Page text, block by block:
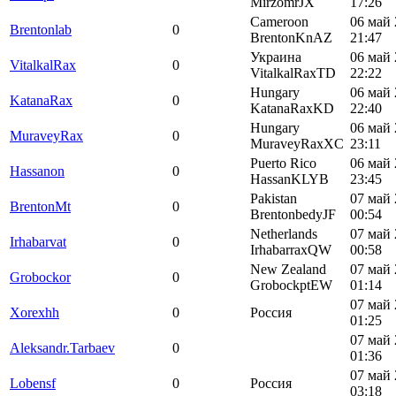
Brentonlab
0
Cameroon
BrentonKnAZ
06 май
21:47
VitalkalRax
0
Украина
VitalkalRaxTD
06 май
22:22
KatanaRax
0
Hungary
KatanaRaxKD
06 май
22:40
MuraveyRax
0
Hungary
MuraveyRaxXC
06 май
23:11
Hassanon
0
Puerto Rico
HassanKLYB
06 май
23:45
BrentonMt
0
Pakistan
BrentonbedyJF
07 май
00:54
Irhabarvat
0
Netherlands
IrhabarraxQW
07 май
00:58
Grobockor
0
New Zealand
GrobockptEW
07 май
01:14
Xorexhh
0 Россия
07 май
01:25
Aleksandr.Tarbaev
0
07 май
01:36
Lobensf
0 Россия
07 май
03:18